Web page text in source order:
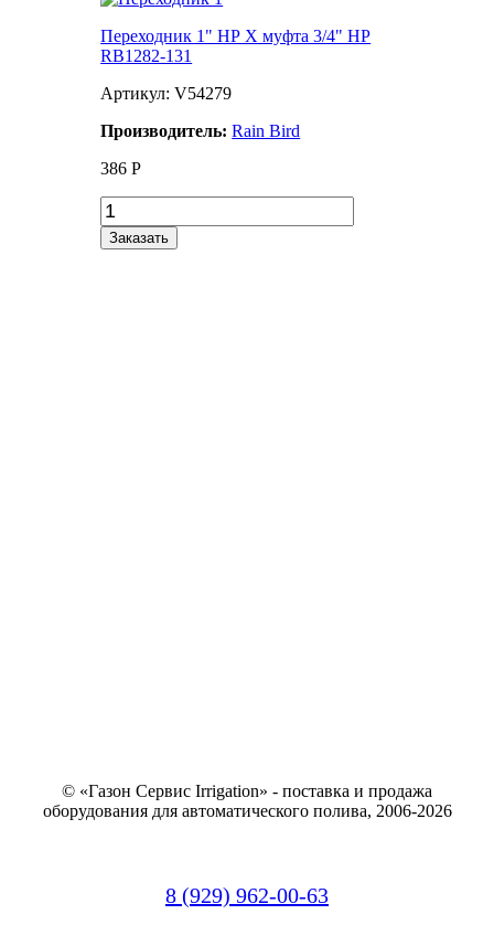
Переходник 1" НР Х муфта 3/4" НР
RB1282-131
Артикул: V54279
Производитель:Rain Bird
386 Р
Заказать
© «Газон Сервис Irrigation» - поставка и продажа
оборудования для автоматического полива, 2006-2026
8 (929) 962-00-63